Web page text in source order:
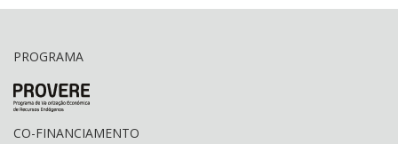
PROGRAMA
CO-FINANCIAMENTO